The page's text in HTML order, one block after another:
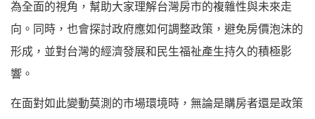
為全面的視角，幫助大家理解台灣房市的複雜性與未來走
向。同時，也會探討政府應如何調整政策，避免房價泡沫的
形成，並對台灣的經濟發展和民生福祉產生持久的積極影
響。
在面對如此變動莫測的市場環境時，無論是購房者還是政策